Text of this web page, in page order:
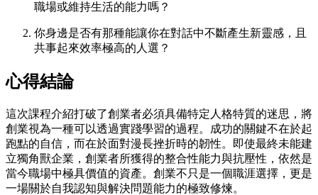
職場或維持生活的能力嗎？
你身邊是否有那種能讓你在對話中不斷產生新靈感，且
共事起來效率極高的人選？
心得結論
這次課程介紹打破了創業者必須具備特定人格特質的迷思，將
創業視為一種可以透過實踐學習的過程。成功的關鍵不在於起
跑點的自信，而在於面對漫長挫折時的韌性。即使最終未能建
立獨角獸企業，創業者所獲得的整合性能力與抗壓性，依然是
當今職場中極具價值的資產。創業不只是一個職涯選擇，更是
一場關於自我認知與解決問題能力的極致修煉。